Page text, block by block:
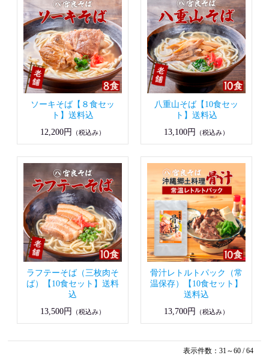
ソーキそば【８食セッ
ト】送料込
12,200円
（税込み）
八重山そば【10食セッ
ト】送料込
13,100円
（税込み）
ラフテーそば（三枚肉そ
ば）【10食セット】送料
込
13,500円
（税込み）
骨汁レトルトパック（常
温保存）【10食セット】
送料込
13,700円
（税込み）
表示件数：31～60 / 64